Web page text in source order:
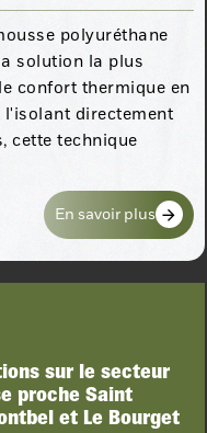
polyuréthane
solution la plus
confort thermique en
l'isolant directement
cette technique
En savoir plus
sur le secteur
proche Saint
et Le Bourget